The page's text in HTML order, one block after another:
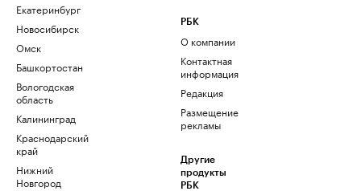
Екатеринбург
Новосибирск
Омск
Башкортостан
Вологодская
область
Калининград
Краснодарский
край
Нижний
Новгород
РБК
О компании
Контактная
информация
Редакция
Размещение
рекламы
Другие
продукты
РБК